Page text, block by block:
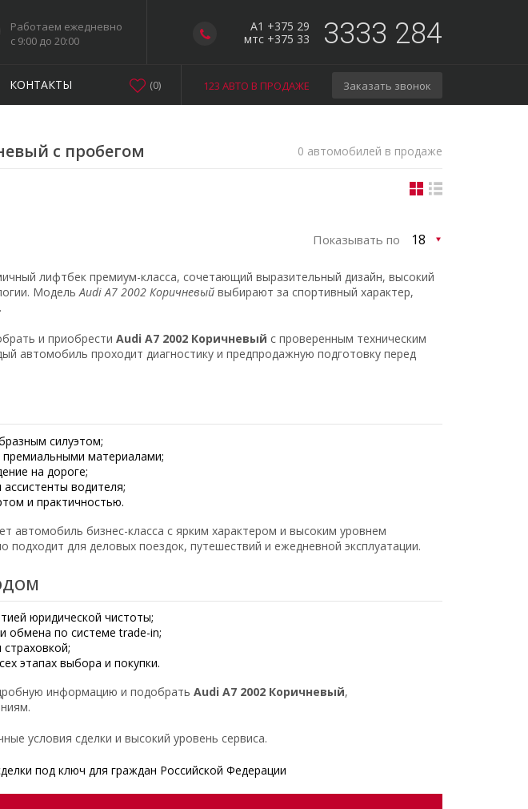
A1 +375 29
мтс +375 33
3333 284
Работаем ежедневно
c 9:00 до 20:00
КОНТАКТЫ 123 АВТО В ПРОДАЖЕ Заказать звонок
(0)
с пробегом 0 автомобилей в продаже
Показывать по
лифтбек премиум-класса, сочетающий выразительный дизайн, высокий
МодельAudi A7 2002 Коричневый выбирают за спортивный характер,
и приобрести Audi A7 2002 Коричневый с проверенным техническим
автомобиль проходит диагностику и предпродажную подготовку перед
силуэтом;
материалами;
на дороге;
водителя;
и практичностью.
автомобиль бизнес-класса с ярким характером и высоким уровнем
для деловых поездок, путешествий и ежедневной эксплуатации.
юридической чистоты;
обмена по системе trade-in;
этапах выбора и покупки.
информацию и подобрать Audi A7 2002 Коричневый,
условия сделки и высокий уровень сервиса.
под ключ для граждан Российской Федерации